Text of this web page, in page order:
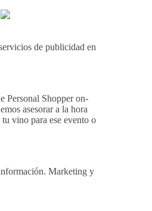
de publicidad en
Personal Shopper on-
asesorar a la hora
vino para ese evento o
Marketing y